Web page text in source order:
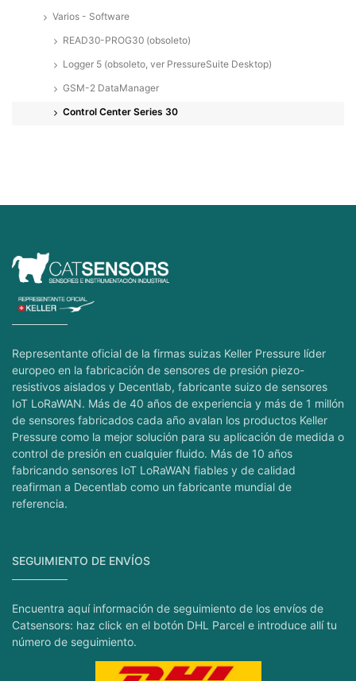
Varios - Software
READ30-PROG30 (obsoleto)
Logger 5 (obsoleto, ver PressureSuite Desktop)
GSM-2 DataManager
Control Center Series 30
Representante oficial de la firmas suizas Keller Pressure líder
europeo en la fabricación de sensores de presión piezo-
resistivos aislados y Decentlab, fabricante suizo de sensores
IoT LoRaWAN. Más de 40 años de experiencia y más de 1 millón
de sensores fabricados cada año avalan los productos Keller
Pressure como la mejor solución para su aplicación de medida o
control de presión en cualquier fluido. Más de 10 años
fabricando sensores IoT LoRaWAN fiables y de calidad
reafirman a Decentlab como un fabricante mundial de
referencia.
SEGUIMIENTO DE ENVÍOS
Encuentra aquí información de seguimiento de los envíos de
Catsensors: haz click en el botón DHL Parcel e introduce allí tu
número de seguimiento.